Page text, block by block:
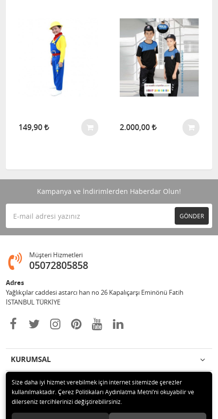
149,90 2.000,00
Kampanya ve İndirimlerden Haberdar Olun!
GÖNDER
Müşteri Hizmetleri
05072805858
Adres
Yağlıkçılar caddesi astarcı han no 26 Kapalıçarşı Eminönü Fatih
İSTANBUL TÜRKİYE
KURUMSAL
ÖDEME
İLETİŞİM
Size daha iyi hizmet verebilmek için internet sitemizde çerezler
kullanılmaktadır. Çerez Politikaları Aydınlatma Metni’ni okuyabilir ve
dilerseniz tercihlerinizi değiştirebilirsiniz.